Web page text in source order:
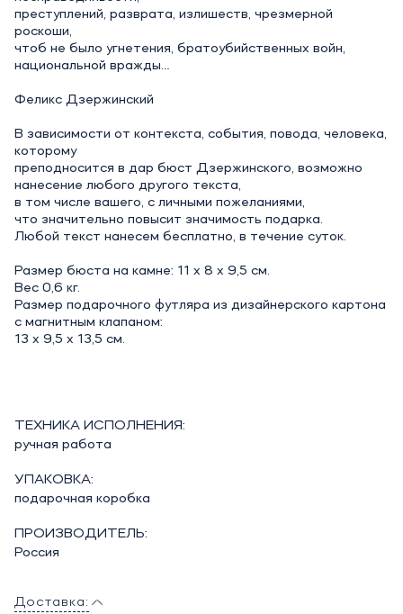
преступлений, разврата, излишеств, чрезмерной
роскоши,
чтоб не было угнетения, братоубийственных войн,
национальной вражды…
Феликс Дзержинский
В зависимости от контекста, события, повода, человека,
которому
преподносится в дар бюст Дзержинского, возможно
нанесение любого другого текста,
в том числе вашего, с личными пожеланиями,
что значительно повысит значимость подарка.
Любой текст нанесем бесплатно, в течение суток.
Размер бюста на камне: 11 х 8 х 9,5 см.
Вес 0,6 кг.
Размер подарочного футляра из дизайнерского картона
с магнитным клапаном:
13 х 9,5 х 13,5 см.
ТЕХНИКА ИСПОЛНЕНИЯ:
ручная работа
УПАКОВКА:
подарочная коробка
ПРОИЗВОДИТЕЛЬ:
Россия
Доставка: